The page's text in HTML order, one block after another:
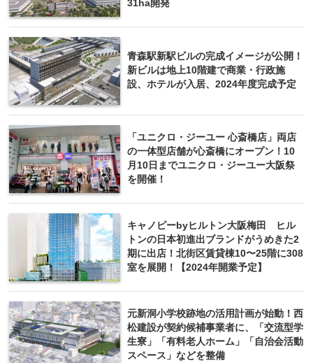
31ha開発
青森駅新駅ビルの完成イメージが公開！
新ビルは地上10階建で商業・行政施
設、ホテルが入居、2024年度完成予定
「ユニクロ・ジーユー 心斎橋店」両店
の一体型店舗が心斎橋にオープン！10
月10日までユニクロ・ジーユー大阪祭
を開催！
キャノピーbyヒルトン大阪梅田 ヒル
トンの日本初進出ブランドがうめきた2
期に出店！北街区賃貸棟10〜25階に308
室を展開！【2024年開業予定】
元新洞小学校跡地の活用計画が始動！西
松建設が契約候補事業者に、「交流型学
生寮」「有料老人ホーム」「自治会活動
スペース」などを整備